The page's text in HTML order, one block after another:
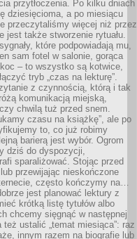
przytłoczenia. Po kilku dniach
dziesięcioma, a po miesiącu
przeczytaliśmy więcej niż przez
jest także stworzenie rytuału.
które podpowiadają mu,
sam fotel w salonie, gorąca
– to wszystko są kotwice,
tryb „czas na lekturę”.
z czynnością, którą i tak
komunikacją miejską,
chwilą tuż przed snem.
czasu na książkę”, ale po
to, co już robimy
barierą jest wybór. Ogrom
dziś do dyspozycji,
sparaliżować. Stojąc przed
przewijając nieskończone
często kończymy na…
jest planować lektury z
krótką listę tytułów albo
chcemy sięgnąć w następnej
też ustalić „temat miesiąca”: raz
innym razem na biografie lub